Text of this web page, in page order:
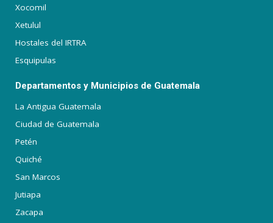
Xocomil
Xetulul
Hostales del IRTRA
Esquipulas
Departamentos y Municipios de Guatemala
La Antigua Guatemala
Ciudad de Guatemala
Petén
Quiché
San Marcos
Jutiapa
Zacapa